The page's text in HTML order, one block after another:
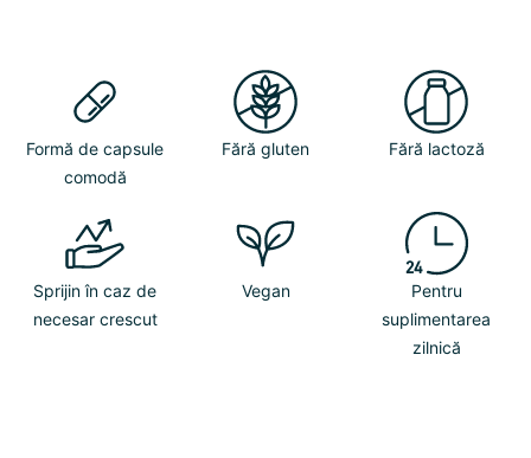
Formă de capsule
comodă
Fără gluten Fără lactoză
Sprijin în caz de
necesar crescut
Vegan
Pentru
suplimentarea
zilnică